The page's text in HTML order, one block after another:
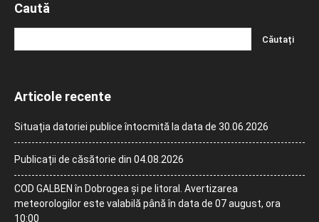
Caută
Articole recente
Situația datoriei publice întocmită la data de 30.06.2026
Publicații de căsătorie din 04.08.2026
COD GALBEN în Dobrogea și pe litoral. Avertizarea
meteorologilor este valabilă până în data de 07 august, ora
10:00